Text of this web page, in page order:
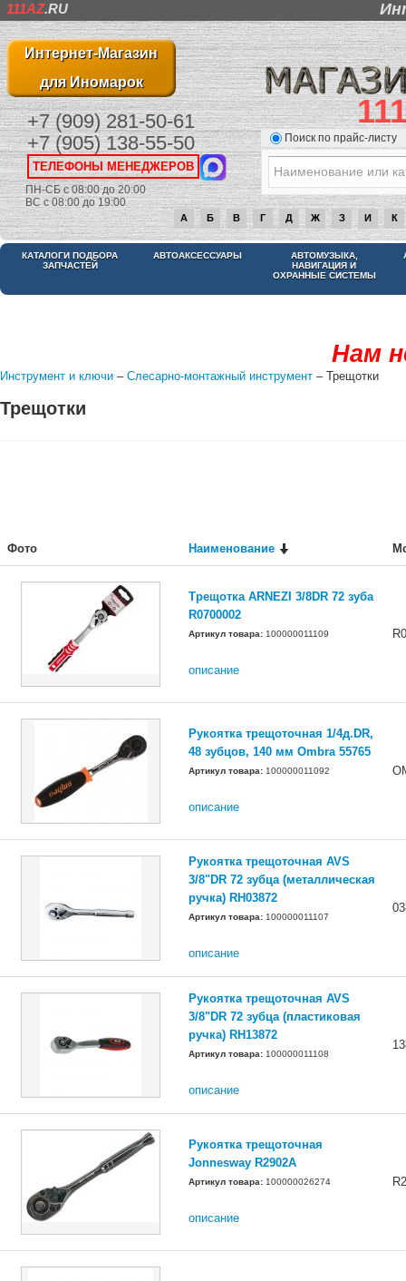
111AZ.RU
Интернет-Магазин
для Иномарок
+7 (909) 281-50-61
+7 (905) 138-55-50
ТЕЛЕФОНЫ МЕНЕДЖЕРОВ
ПН-СБ с 08:00 до 20:00
ВС с 08:00 до 19:00
Поиск по прайс-листу
А Б В Г Д Ж З И К
КАТАЛОГИ ПОДБОРА
ЗАПЧАСТЕЙ
АВТОАКСЕССУАРЫ
АВТОМУЗЫКА,
НАВИГАЦИЯ И
ОХРАННЫЕ СИСТЕМЫ
Нам
Инструмент и ключи – Слесарно-монтажный инструмент – Трещотки
Трещотки
Фото Наименование
Трещотка ARNEZI 3/8DR 72 зуба
R0700002
Артикул товара: 100000011109
описание
Рукоятка трещоточная 1/4д.DR,
48 зубцов, 140 мм Ombra 55765
Артикул товара: 100000011092
описание
Рукоятка трещоточная AVS
3/8"DR 72 зубца (металлическая
ручка) RH03872
Артикул товара: 100000011107
описание
Рукоятка трещоточная AVS
3/8"DR 72 зубца (пластиковая
ручка) RH13872
Артикул товара: 100000011108
описание
Рукоятка трещоточная
Jonnesway R2902A
Артикул товара: 100000026274
описание